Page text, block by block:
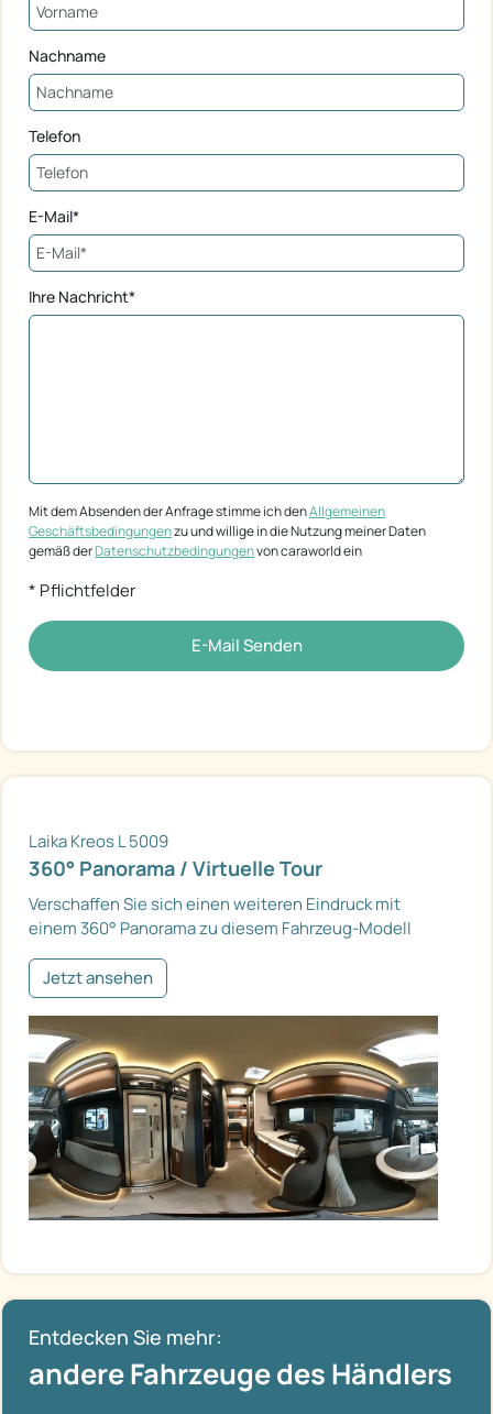
Nachname
Telefon
E-Mail*
Ihre Nachricht*
Mit dem Absenden der Anfrage stimme ich denAllgemeinen
Geschäftsbedingungenzu und willige in die Nutzung meiner Daten
gemäß derDatenschutzbedingungenvon caraworld ein
* Pflichtfelder
E-Mail Senden
Laika Kreos L 5009
360° Panorama / Virtuelle Tour
Verschaffen Sie sich einen weiteren Eindruck mit
einem 360° Panorama zu diesem Fahrzeug-Modell
Jetzt ansehen
Entdecken Sie mehr:
andere Fahrzeuge des Händlers